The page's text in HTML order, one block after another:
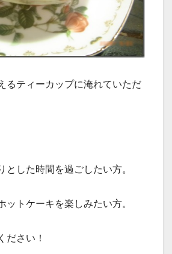
るティーカップに淹れていただ
とした時間を過ごしたい方。
ットケーキを楽しみたい方。
ださい！